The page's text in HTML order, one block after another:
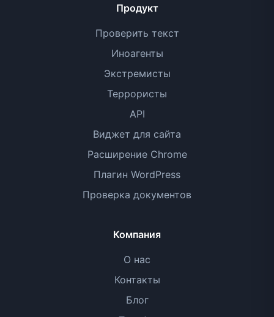
Продукт
Проверить текст
Иноагенты
Экстремисты
Террористы
API
Виджет для сайта
Расширение Chrome
Плагин WordPress
Проверка документов
Компания
О нас
Контакты
Блог